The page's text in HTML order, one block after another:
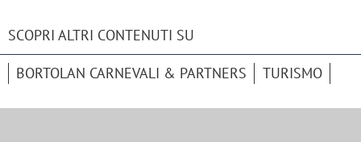
SCOPRI ALTRI CONTENUTI SU
BORTOLAN CARNEVALI & PARTNERS TURISMO